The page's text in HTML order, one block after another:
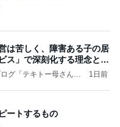
は苦しく、障害ある子の居
ス」で深刻化する理念と現
グ「テキトー母さんの
1日前
ートするもの